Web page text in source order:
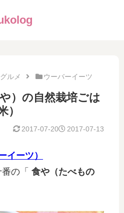
ルメ ウーバーイーツ
）の自然栽培ごは
）
2017-07-13
2017-07-20
イーツ）
の「 食や（たべもの